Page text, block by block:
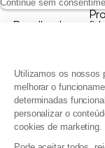
Continue sem
Utilizamos os nossos
melhorar o
determinadas
personalizar o
cookies de marketing.
Recolha de
Termos e